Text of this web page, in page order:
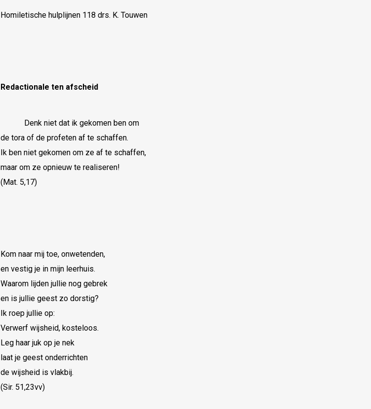
Homiletische hulplijnen 118 drs. K. Touwen
Redactionale ten afscheid
Denk niet dat ik gekomen ben om
de tora of de profeten af te schaffen.
Ik ben niet gekomen om ze af te schaffen,
maar om ze opnieuw te realiseren!
(Mat. 5,17)
Kom naar mij toe, onwetenden,
en vestig je in mijn leerhuis.
Waarom lijden jullie nog gebrek
en is jullie geest zo dorstig?
Ik roep jullie op:
Verwerf wijsheid, kosteloos.
Leg haar juk op je nek
laat je geest onderrichten
de wijsheid is vlakbij.
(Sir. 51,23vv)